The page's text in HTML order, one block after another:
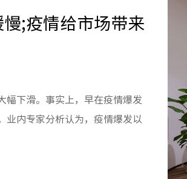
;疫情给市场带来
幅下滑。事实上，早在疫情爆发
业内专家分析认为，疫情爆发以